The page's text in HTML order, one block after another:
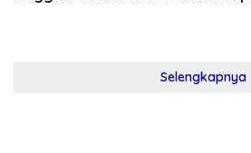
Selengkapnya